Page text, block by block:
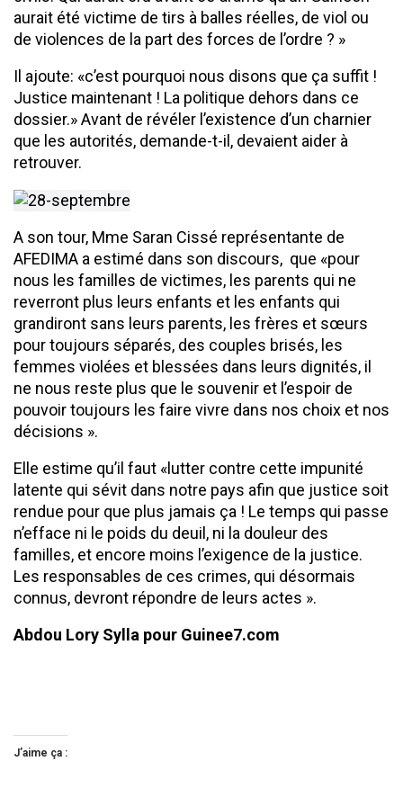
aurait été victime de tirs à balles réelles, de viol ou
de violences de la part des forces de l’ordre ? »
Il ajoute: «c’est pourquoi nous disons que ça suffit !
Justice maintenant ! La politique dehors dans ce
dossier.» Avant de révéler l’existence d’un charnier
que les autorités, demande-t-il, devaient aider à
retrouver.
A son tour, Mme Saran Cissé représentante de
AFEDIMA a estimé dans son discours, que «pour
nous les familles de victimes, les parents qui ne
reverront plus leurs enfants et les enfants qui
grandiront sans leurs parents, les frères et sœurs
pour toujours séparés, des couples brisés, les
femmes violées et blessées dans leurs dignités, il
ne nous reste plus que le souvenir et l’espoir de
pouvoir toujours les faire vivre dans nos choix et nos
décisions ».
Elle estime qu’il faut «lutter contre cette impunité
latente qui sévit dans notre pays afin que justice soit
rendue pour que plus jamais ça ! Le temps qui passe
n’efface ni le poids du deuil, ni la douleur des
familles, et encore moins l’exigence de la justice.
Les responsables de ces crimes, qui désormais
connus, devront répondre de leurs actes ».
Abdou Lory Sylla pour Guinee7.com
J’aime ça :